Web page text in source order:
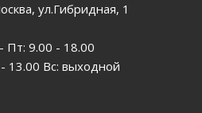
ул.Гибридная, 1
Пт: 9.00 - 18.00
13.00 Вс: выходной